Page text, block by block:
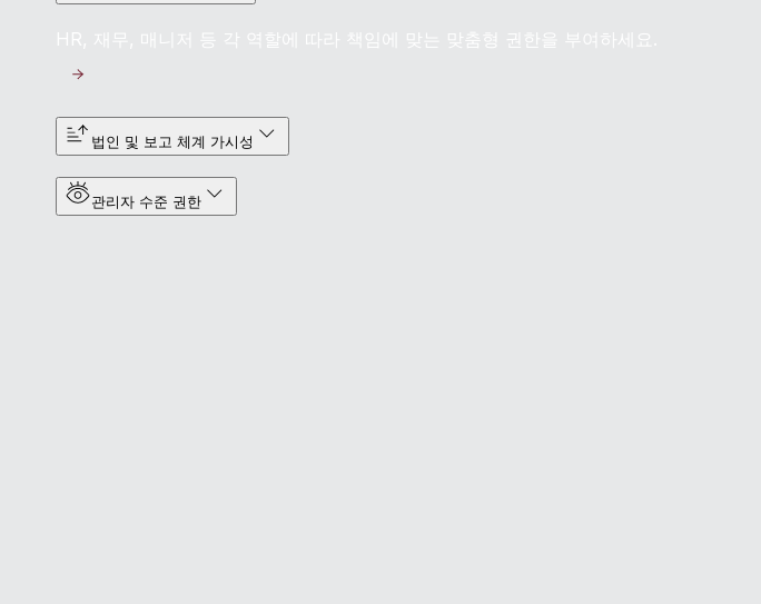
HR, 재무, 매니저 등 각 역할에 따라 책임에 맞는 맞춤형 권한을 부여하세요.
법인 및 보고 체계 가시성
관리자 수준 권한